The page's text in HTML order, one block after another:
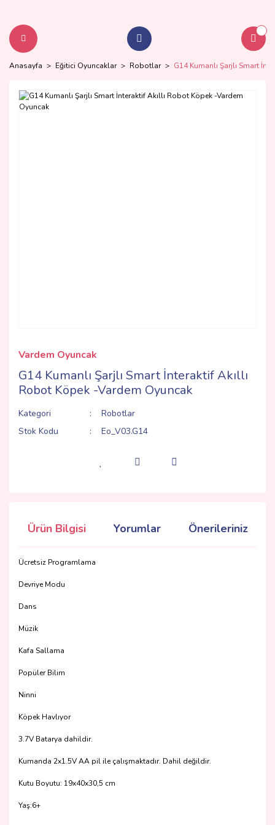
Anasayfa Eğitici Oyuncaklar Robotlar G14 Kumanlı Şarjlı Smart
Vardem Oyuncak
G14 Kumanlı Şarjlı Smart İnteraktif Akıllı
Robot Köpek -Vardem Oyuncak
Kategori
Robotlar
Stok Kodu
Eo_V03.G14
Ürün Bilgisi Yorumlar Önerileriniz
Ücretsiz Programlama
Devriye Modu
Dans
Müzik
Kafa Sallama
Popüler Bilim
Ninni
Köpek Havlıyor
3.7V Batarya dahildir.
Kumanda 2x1.5V AA pil ile çalışmaktadır. Dahil değildir.
Kutu Boyutu: 19x40x30,5 cm
Yaş:6+